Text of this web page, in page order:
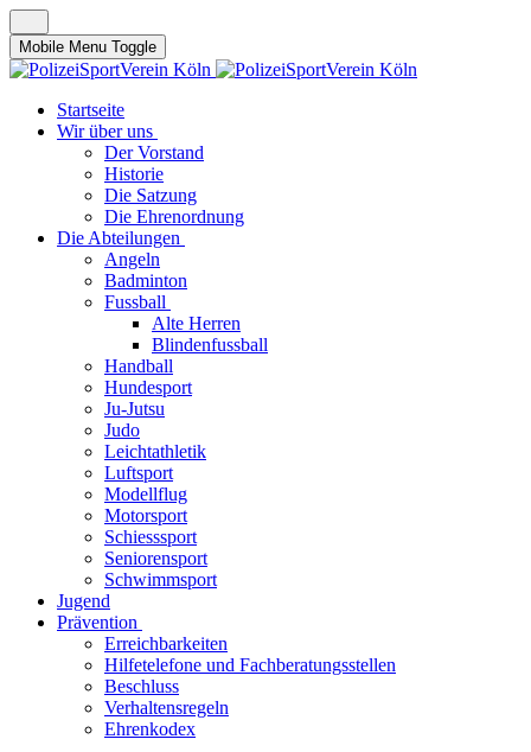
Mobile Menu Toggle
Startseite
Wir über uns
Der Vorstand
Historie
Die Satzung
Die Ehrenordnung
Die Abteilungen
Angeln
Badminton
Fussball
Alte Herren
Blindenfussball
Handball
Hundesport
Ju-Jutsu
Judo
Leichtathletik
Luftsport
Modellflug
Motorsport
Schiesssport
Seniorensport
Schwimmsport
Jugend
Prävention
Erreichbarkeiten
Hilfetelefone und Fachberatungsstellen
Beschluss
Verhaltensregeln
Ehrenkodex